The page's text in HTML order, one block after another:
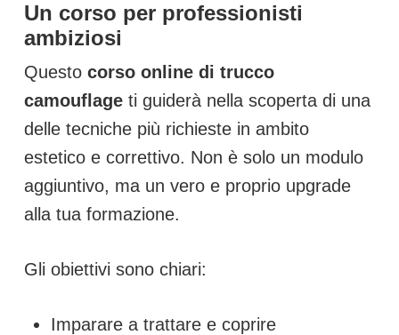
Un corso per professionisti
ambiziosi
Questo corso online di trucco
camouflageti guiderà nella scoperta di una
delle tecniche più richieste in ambito
estetico e correttivo. Non è solo un modulo
aggiuntivo, ma un vero e proprio upgrade
alla tua formazione.
Gli obiettivi sono chiari:
Imparare a trattare e coprire